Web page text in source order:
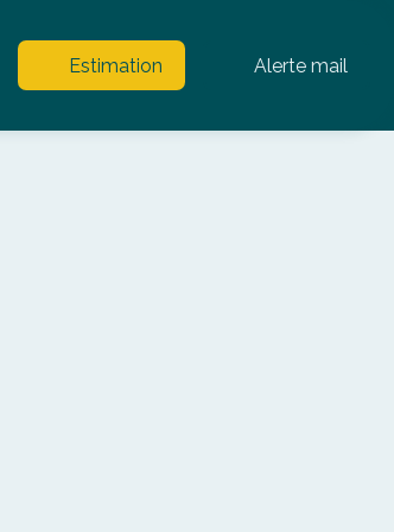
Estimation Alerte mail